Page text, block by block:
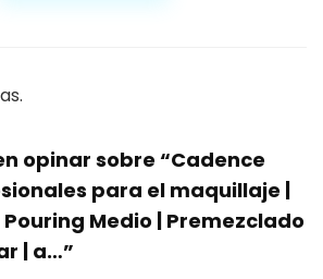
opinar sobre “Cadence
para el maquillaje |
Medio | Premezclado
| a…”